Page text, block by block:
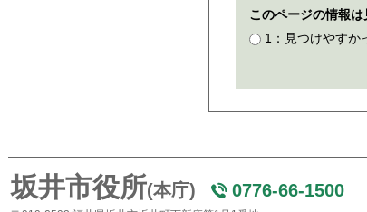
このページの情報
1：見つけやすか
坂井市役所(本庁) 0776-66-1500